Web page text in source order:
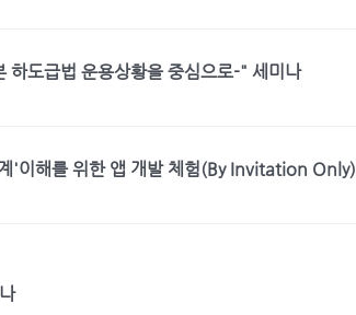
하도급법 운용상황을 중심으로-" 세미나
'이해를 위한 앱 개발 체험(By Invitation Only)